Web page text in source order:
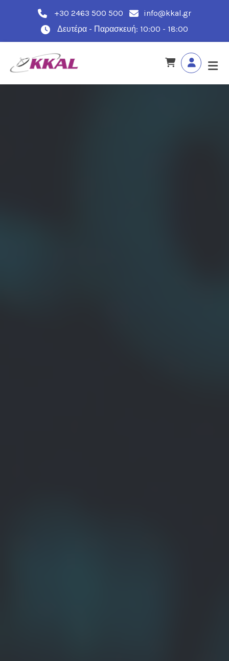
+30 2463 500 500
info@kkal.gr
Δευτέρα - Παρασκευή: 10:00 - 18:00